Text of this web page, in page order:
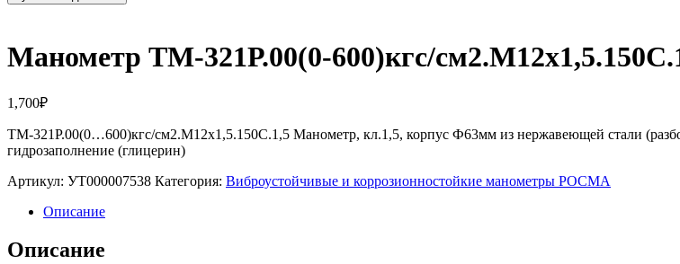
Манометр ТМ-321Р.00(0-600)кгс/
1,700₽
ТМ-321Р.00(0…600)кгс/см2.М12х1,5.150С.1,5 Манометр, кл.1,5, корпус Ф63мм из нержавеющей стали
гидрозаполнение (глицерин)
Артикул: УТ000007538 Категория: Виброустойчивые и коррозионностойкие манометры РОСМА
Описание
Описание